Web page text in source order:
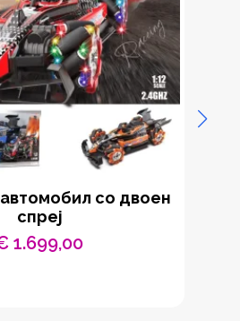
автомобил со двоен
спреј
1.699,00